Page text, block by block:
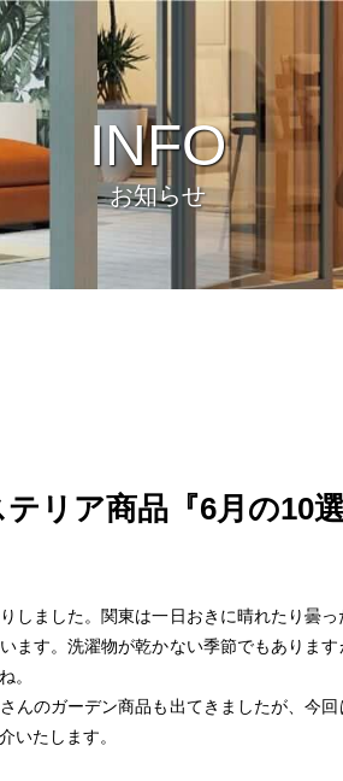
INFO
お知らせ
リア商品『6月の10選
しました。関東は一日おきに晴れたり曇
ます。洗濯物が乾かない季節でもありま
。
んのガーデン商品も出てきましたが、今
いたします。